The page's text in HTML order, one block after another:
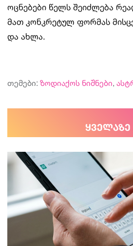
ოცნებები წელს შეიძლება
მათ კონკრეტულ ფორმას
და ახლა.
თემები: ზოდიაქოს ნიშნები,